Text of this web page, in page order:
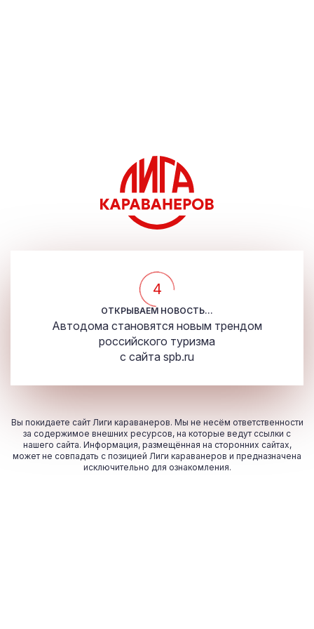
4
ОТКРЫВАЕМ НОВОСТЬ...
Автодома становятся новым трендом
российского туризма
с сайта spb.ru
Вы покидаете сайт Лиги караванеров. Мы не несём ответственности
за содержимое внешних ресурсов, на которые ведут ссылки с
нашего сайта. Информация, размещённая на сторонних сайтах,
может не совпадать с позицией Лиги караванеров и предназначена
исключительно для ознакомления.